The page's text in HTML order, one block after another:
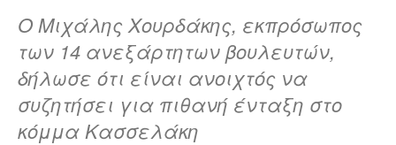
Ο Μιχάλης Χουρδάκης, εκπρόσωπος
των 14 ανεξάρτητων βουλευτών,
δήλωσε ότι είναι ανοιχτός να
συζητήσει για πιθανή ένταξη στο
κόμμα Κασσελάκη